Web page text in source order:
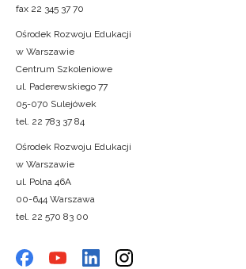
fax 22 345 37 70
Ośrodek Rozwoju Edukacji
w Warszawie
Centrum Szkoleniowe
ul. Paderewskiego 77
05-070 Sulejówek
tel. 22 783 37 84
Ośrodek Rozwoju Edukacji
w Warszawie
ul. Polna 46A
00-644 Warszawa
tel. 22 570 83 00